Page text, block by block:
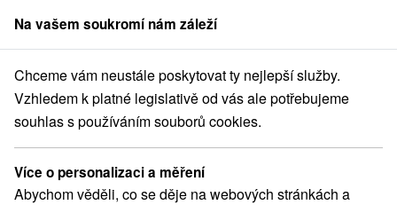
člen skupinySorger
Pobyty na Slovensku Letní pobyty Rajecká dolina
Letní pobyty Rajecká dolina
Kategorie
Na vašem soukromí nám záleží
Chceme vám neustále poskytovat ty nejlepší služby.
Vzhledem k platné legislativě od vás ale potřebujeme
souhlas s používáním souborů cookies.
Více o personalizaci a měření
Abychom věděli, co se děje na webových stránkách a